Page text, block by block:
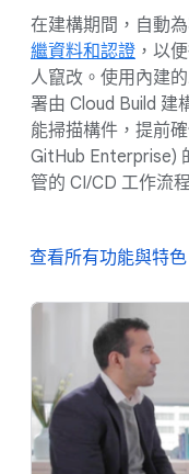
在建構期間，自動
繼資料和認證 ，以
人竄改。使用內建
署由 Cloud Build 建
能掃描構件，提前
GitHub Enterprise)
管的 CI/CD 工作流
查看所有功能與特色